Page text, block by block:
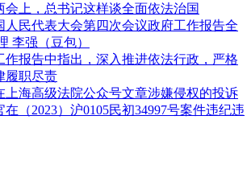
会上，总书记这样谈全面依法治国
人民代表大会第四次会议政府工作报告全
李强（豆包）
作报告中指出，深入推进依法行政，严格
履职尽责
上海高级法院公众号文章涉嫌侵权的投诉
在（2023）沪0105民初34997号案件违纪违